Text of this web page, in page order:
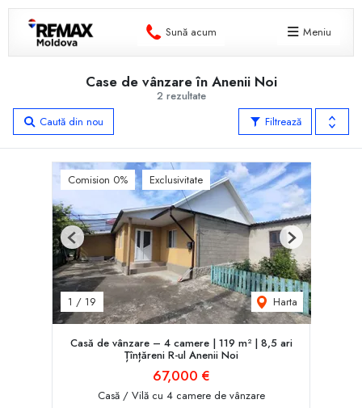
Sună acum Meniu
2 rezultate
Case de vânzare în Anenii Noi
Filtrează
Caută din nou
Comision 0% Exclusivitate
1 / 19 Harta
Previous Next
Casă de vânzare – 4 camere | 119 m² | 8,5 ari
Țînțăreni R-ul Anenii Noi
67,000 €
Casă / Vilă cu 4 camere de vânzare